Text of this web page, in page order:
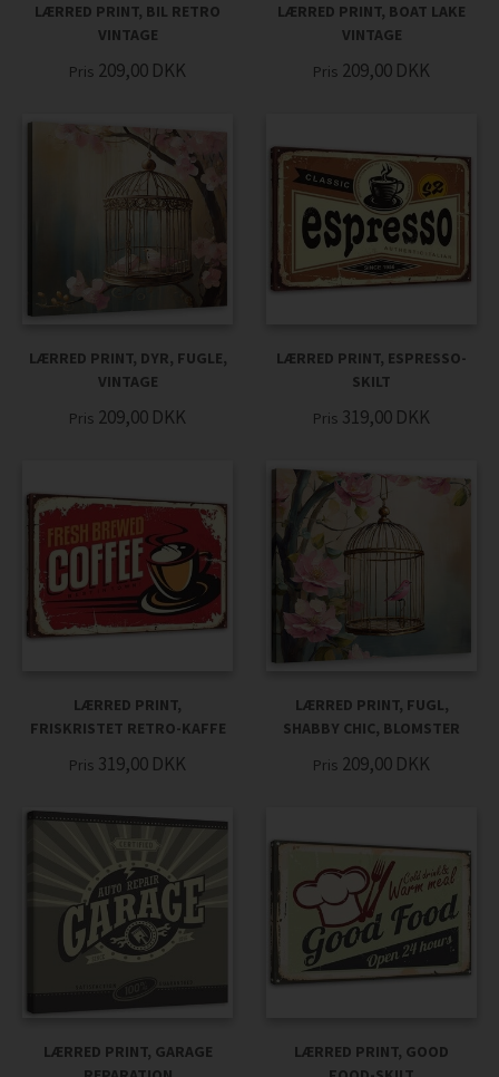
LÆRRED PRINT, BIL RETRO
VINTAGE
Pris 209,00 DKK
LÆRRED PRINT, BOAT LAKE
VINTAGE
Pris 209,00 DKK
LÆRRED PRINT, DYR, FUGLE,
VINTAGE
Pris 209,00 DKK
LÆRRED PRINT, ESPRESSO-
SKILT
Pris 319,00 DKK
LÆRRED PRINT,
FRISKRISTET RETRO-KAFFE
Pris 319,00 DKK
LÆRRED PRINT, FUGL,
SHABBY CHIC, BLOMSTER
Pris 209,00 DKK
LÆRRED PRINT, GARAGE
LÆRRED PRINT, GOOD